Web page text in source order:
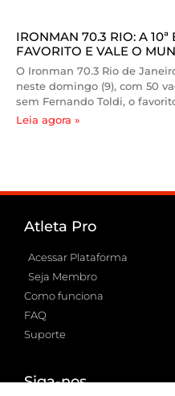
IRONMAN 70.3 RIO: A 10ª
FAVORITO E VALE O
O Ironman 70.3 Rio de
neste domingo (9), com 50
sem Fernando Toldi, o
Leia agora »
Atleta Pro
Acessar Plataforma
Seja Membro
Como funciona
FAQ
Suporte
Siga-nos